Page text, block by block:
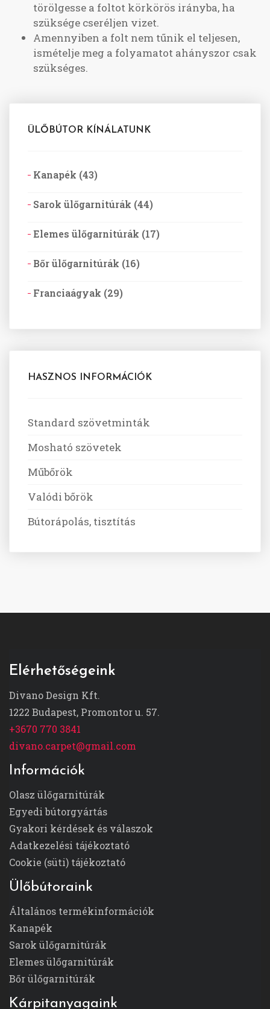
törölgesse a foltot körkörös irányba, ha
szüksége cseréljen vizet.
Amennyiben a folt nem tűnik el teljesen,
ismételje meg a folyamatot ahányszor csak
szükséges.
ÜLŐBÚTOR KÍNÁLATUNK
Kanapék (43)
Sarok ülőgarnitúrák (44)
Elemes ülőgarnitúrák (17)
Bőr ülőgarnitúrák (16)
Franciaágyak (29)
HASZNOS INFORMÁCIÓK
Standard szövetminták
Mosható szövetek
Műbőrök
Valódi bőrök
Bútorápolás, tisztítás
Elérhetőségeink
Divano Design Kft.
1222 Budapest, Promontor u. 57.
+3670 770 3841
divano.carpet@gmail.com
Információk
Olasz ülőgarnitúrák
Egyedi bútorgyártás
Gyakori kérdések és válaszok
Adatkezelési tájékoztató
Cookie (süti) tájékoztató
Ülőbútoraink
Általános termékinformációk
Kanapék
Sarok ülőgarnitúrák
Elemes ülőgarnitúrák
Bőr ülőgarnitúrák
Kárpitanyagaink